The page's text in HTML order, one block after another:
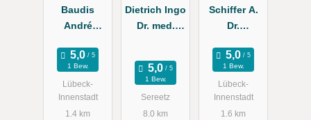
Baudis
André
1 Bew.
Lübeck-
Innenstadt
1.4 km
Dietrich Ingo
Dr. med.
1 Bew.
Sereetz
8.0 km
Schiffer A.
Dr.
äde
1 Bew.
Lübeck-
Innenstadt
1.6 km